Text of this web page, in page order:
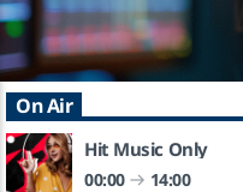
On Air
Hit Music Only
00:00 14:00